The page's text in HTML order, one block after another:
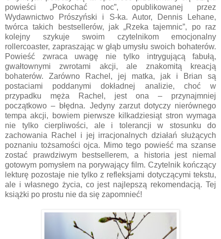
powieści „Pokochać noc”, opublikowanej przez
Wydawnictwo Prószyński i S-ka. Autor, Dennis Lehane,
twórca takich bestsellerów, jak „Rzeka tajemnic”, po raz
kolejny szykuje swoim czytelnikom emocjonalny
rollercoaster, zapraszając w głąb umysłu swoich bohaterów.
Powieść zwraca uwagę nie tylko intrygującą fabułą,
gwałtownymi zwrotami akcji, ale znakomitą kreacją
bohaterów. Zarówno Rachel, jej matka, jak i Brian są
postaciami poddanymi dokładnej analizie, choć w
przypadku męża Rachel, jest ona – przynajmniej
początkowo – błędna. Jedyny zarzut dotyczy nierównego
tempa akcji, bowiem pierwsze kilkadziesiąt stron wymaga
nie tylko cierpliwości, ale i tolerancji w stosunku do
zachowania Rachel i jej irracjonalnych działań służących
poznaniu tożsamości ojca. Mimo tego powieść ma szanse
zostać prawdziwym bestsellerem, a historia jest niemal
gotowym pomysłem na porywający film. Czytelnik kończący
lekturę pozostaje nie tylko z refleksjami dotyczącymi tekstu,
ale i własnego życia, co jest najlepszą rekomendacją. Tej
książki po prostu nie da się zapomnieć!